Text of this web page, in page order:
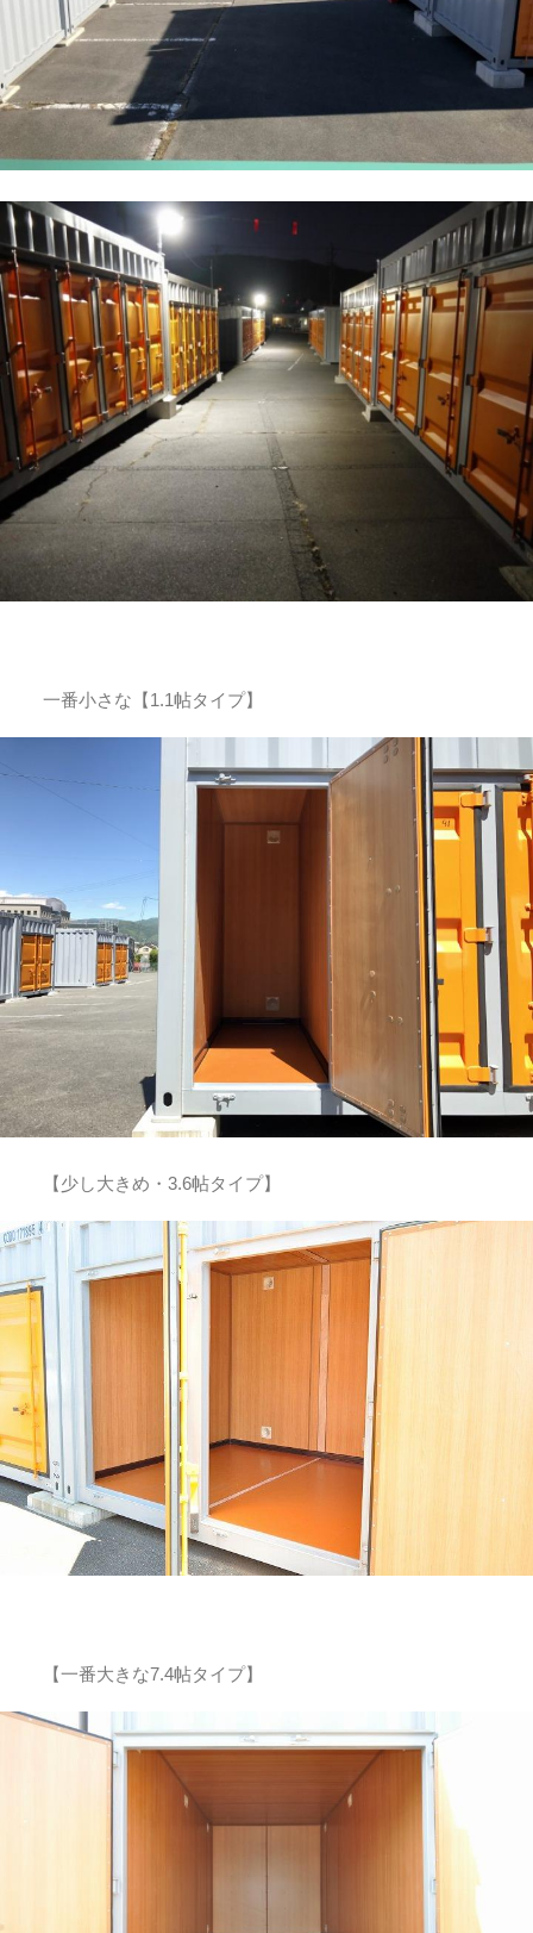
一番小さな【1.1帖タイプ】
【少し大きめ・3.6帖タイプ】
【一番大きな7.4帖タイプ】